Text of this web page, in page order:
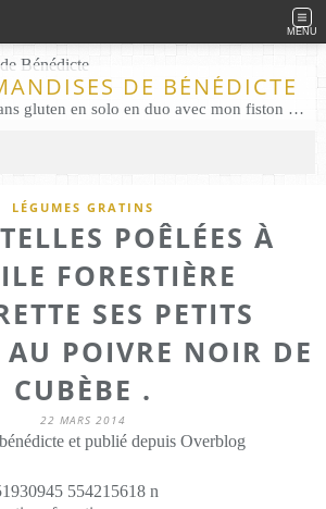
MENU
DE BÉNÉDICTE
Des gourmandises sans gluten en solo en duo avec mon fiston . Salé comme Sucré sans gluten éco responsable Les Gourmandises de Bénédicte gâteau produits locaux
LÉGUMES GRATINS
POÊLÉES À
FORESTIÈRE
SES PETITS
POIVRE NOIR DE
CUBÈBE .
22 MARS 2014
et publié depuis Overblog